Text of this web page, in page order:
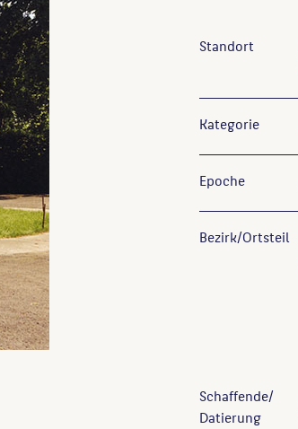
Standort
Kategorie
Epoche
Bezirk/Ortsteil
Schaffende/
Datierung